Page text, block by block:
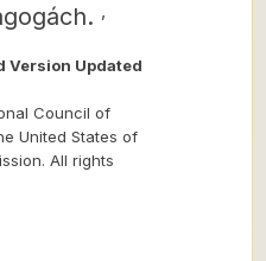
Version Updated
Council of
United States of
All rights